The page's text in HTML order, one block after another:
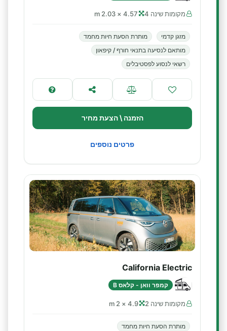
מקומות שינה 4 4.57 × 2.03 m
מזגן קדמי
מותרת הסעת חיות מחמד
מותאם לנסיעה בתנאי חורף / קיפאון
רשאי לנסוע לפסטיבלים
הזמנה \ הצעת מחיר
פרטים נוספים
California Electric
קמפר וואן - קלאס B
מקומות שינה 2 4.9 × 2 m
מותרת הסעת חיות מחמד